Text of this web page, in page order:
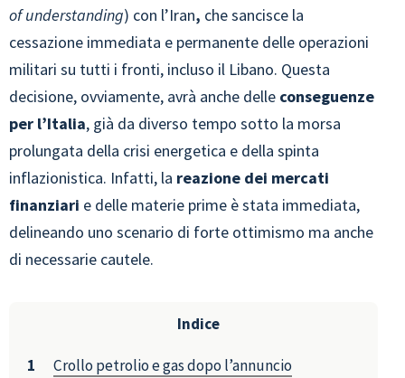
of understanding) con l’Iran, che sancisce la
cessazione immediata e permanente delle operazioni
militari su tutti i fronti, incluso il Libano. Questa
decisione, ovviamente, avrà anche delle conseguenze
per l’Italia, già da diverso tempo sotto la morsa
prolungata della crisi energetica e della spinta
inflazionistica. Infatti, la reazione dei mercati
finanziari e delle materie prime è stata immediata,
delineando uno scenario di forte ottimismo ma anche
di necessarie cautele.
Indice
Crollo petrolio e gas dopo l’annuncio